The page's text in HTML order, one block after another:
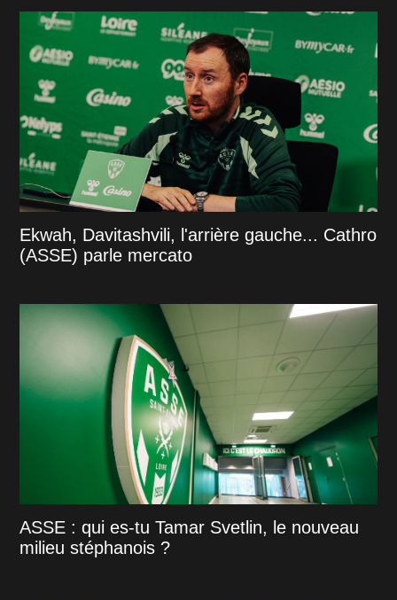
Ekwah, Davitashvili, l'arrière gauche... Cathro
(ASSE) parle mercato
ASSE : qui es-tu Tamar Svetlin, le nouveau
milieu stéphanois ?